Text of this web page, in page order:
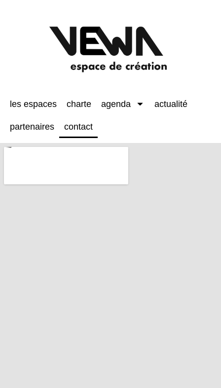
les espaces charte agenda actualité
partenaires contact